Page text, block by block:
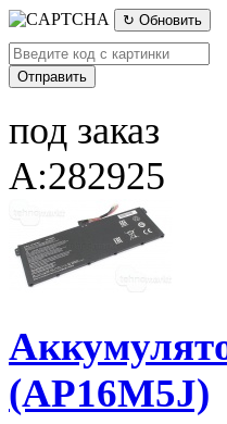
↻ Обновить
под заказ
A:282925
(AP16M5J)